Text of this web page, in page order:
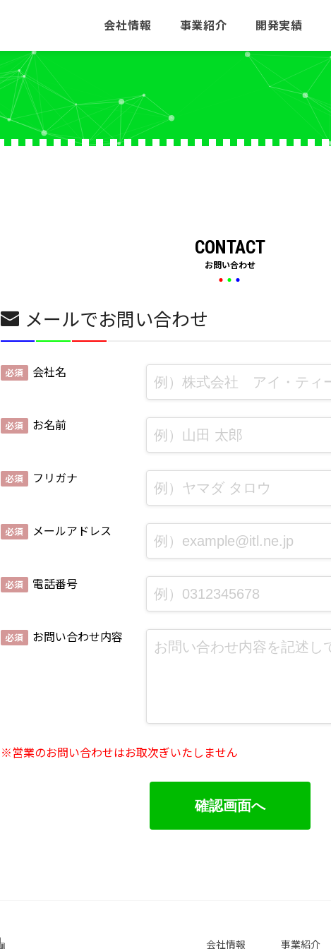
会社情報 事業紹介 開発実績
CONTACT
お問い合わせ
l メールでお問い合わせ
会社名
お名前
フリガナ
メールアドレス
電話番号
お問い合わせ内容
※営業のお問い合わせはお取次ぎいたしません
会社情報 事業紹介